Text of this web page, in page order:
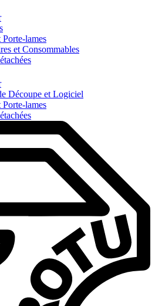
Porte-lames
et Consommables
Découpe et Logiciel
Porte-lames